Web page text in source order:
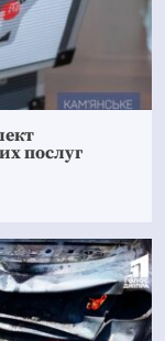
послуг